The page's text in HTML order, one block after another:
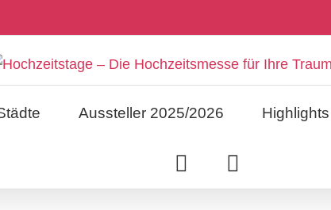
Aussteller 2025/2026